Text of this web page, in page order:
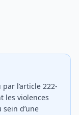
l’article 222-
les violences
d’une